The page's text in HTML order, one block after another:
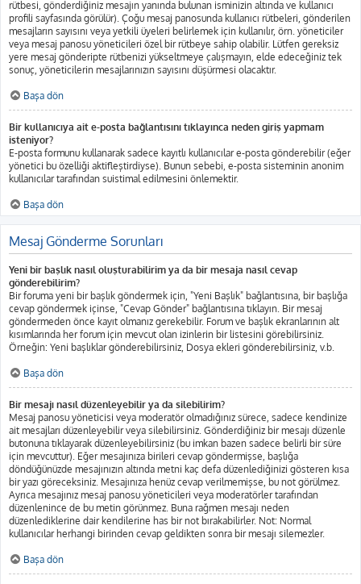
rütbesi, gönderdiğiniz mesajın yanında bulunan isminizin altında ve kullanıcı
profili sayfasında görülür). Çoğu mesaj panosunda kullanıcı rütbeleri, gönderilen
mesajların sayısını veya yetkili üyeleri belirlemek için kullanılır, örn. yöneticiler
veya mesaj panosu yöneticileri özel bir rütbeye sahip olabilir. Lütfen gereksiz
yere mesaj gönderipte rütbenizi yükseltmeye çalışmayın, elde edeceğiniz tek
sonuç, yöneticilerin mesajlarınızın sayısını düşürmesi olacaktır.
Başa dön
Bir kullanıcıya ait e-posta bağlantısını tıklayınca neden giriş yapmam
isteniyor?
E-posta formunu kullanarak sadece kayıtlı kullanıcılar e-posta gönderebilir (eğer
yönetici bu özelliği aktifleştirdiyse). Bunun sebebi, e-posta sisteminin anonim
kullanıcılar tarafından suistimal edilmesini önlemektir.
Başa dön
Mesaj Gönderme Sorunları
Yeni bir başlık nasıl oluşturabilirim ya da bir mesaja nasıl cevap
gönderebilirim?
Bir foruma yeni bir başlık göndermek için, "Yeni Başlık" bağlantısına, bir başlığa
cevap göndermek içinse, "Cevap Gönder" bağlantısına tıklayın. Bir mesaj
göndermeden önce kayıt olmanız gerekebilir. Forum ve başlık ekranlarının alt
kısımlarında her forum için mevcut olan izinlerin bir listesini görebilirsiniz.
Örneğin: Yeni başlıklar gönderebilirsiniz, Dosya ekleri gönderebilirsiniz, v.b.
Başa dön
Bir mesajı nasıl düzenleyebilir ya da silebilirim?
Mesaj panosu yöneticisi veya moderatör olmadığınız sürece, sadece kendinize
ait mesajları düzenleyebilir veya silebilirsiniz. Gönderdiğiniz bir mesajı düzenle
butonuna tıklayarak düzenleyebilirsiniz (bu imkan bazen sadece belirli bir süre
için mevcuttur). Eğer mesajınıza birileri cevap göndermişse, başlığa
döndüğünüzde mesajınızın altında metni kaç defa düzenlediğinizi gösteren kısa
bir yazı göreceksiniz. Mesajınıza henüz cevap verilmemişse, bu not görülmez.
Ayrıca mesajınız mesaj panosu yöneticileri veya moderatörler tarafından
düzenlenince de bu metin görünmez. Buna rağmen mesajı neden
düzenlediklerine dair kendilerine has bir not bırakabilirler. Not: Normal
kullanıcılar herhangi birinden cevap geldikten sonra bir mesajı silemezler.
Başa dön